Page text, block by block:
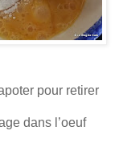
pour retirer
dans l’oeuf